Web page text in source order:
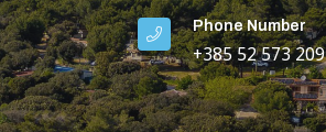
Phone Number
+385 52 573 209